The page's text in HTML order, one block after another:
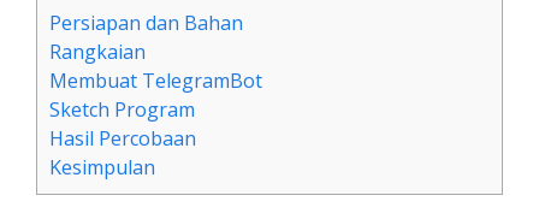
Persiapan dan Bahan
Rangkaian
Membuat TelegramBot
Sketch Program
Hasil Percobaan
Kesimpulan